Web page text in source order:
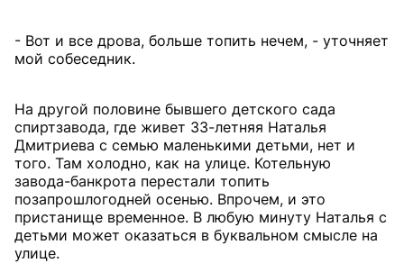
- Вот и все дрова, больше топить нечем, - уточняет
мой собеседник.
На другой половине бывшего детского сада
спиртзавода, где живет 33-летняя Наталья
Дмитриева с семью маленькими детьми, нет и
того. Там холодно, как на улице. Котельную
завода-банкрота перестали топить
позапрошлогодней осенью. Впрочем, и это
пристанище временное. В любую минуту Наталья с
детьми может оказаться в буквальном смысле на
улице.